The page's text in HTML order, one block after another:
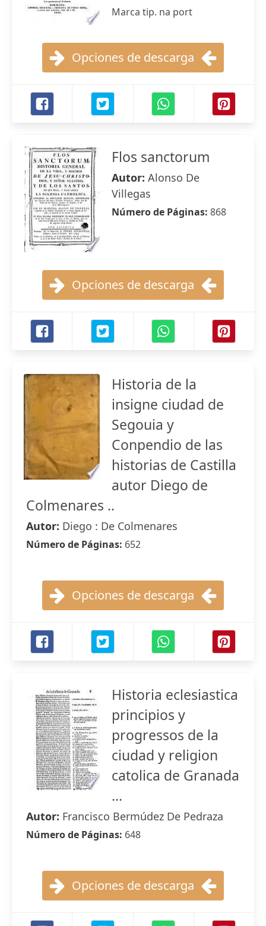
Marca tip. na port
Opciones de descarga
Flos sanctorum
Autor: Alonso De
Villegas
Número de Páginas: 868
Opciones de descarga
Historia de la
insigne ciudad de
Segouia y
Conpendio de las
historias de Castilla
autor Diego de
Colmenares ..
Autor: Diego : De Colmenares
Número de Páginas: 652
Opciones de descarga
Historia eclesiastica
principios y
progressos de la
ciudad y religion
catolica de Granada
...
Autor: Francisco Bermúdez De Pedraza
Número de Páginas: 648
Opciones de descarga